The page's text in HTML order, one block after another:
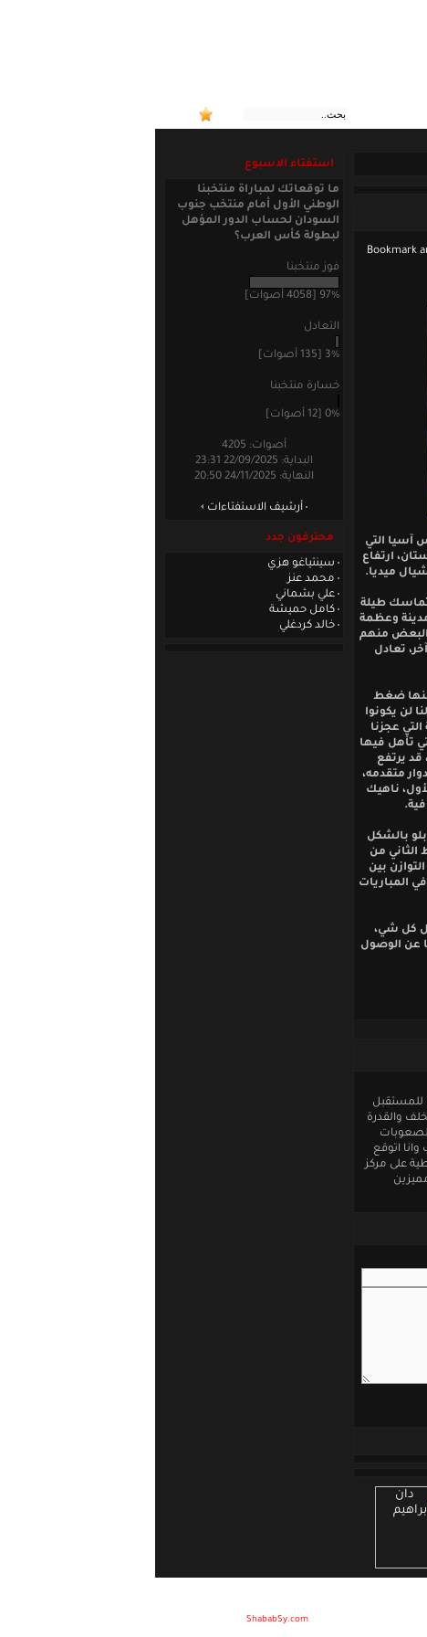
آسيا التي
ارتفاع
ميديا.
تماسك طيلة
وعظمة
البعض منهم
تعادل
عنها ضغط
لن يكونوا
عجزنا
تأهل فيها
قد يرتفع
متقدمه،
ناهيك
بالشكل
الثاني من
بين
المباريات
كل شي،
عن الوصول
للمستقبل
والقدرة
اتوقع
على مركز
استفتاء الاسبوع
ما توقعاتك لمباراة منتخبنا
الوطني الأول أمام منتخب جنوب
السودان لحساب الدور المؤهل
لبطولة كأس العرب؟
فوز منتخبنا
97% [4058 أصوات]
التعادل
3% [135 أصوات]
خسارة منتخبنا
0% [12 أصوات]
أصوات: 4205
البداية: 22/09/2025 23:31
النهاية: 24/11/2025 20:50
أرشيف الاستفتاءات
محترفون جدد
سينتياغو هزي
محمد عنز
علي بشماني
كامل حميشة
خالد كردغلي
ShababSy.com